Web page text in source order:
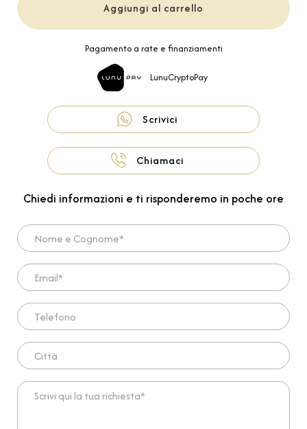
Aggiungi al carrello
Pagamento a rate e finanziamenti
LunuCryptoPay
Scrivici
Chiamaci
Chiedi informazioni e ti risponderemo in poche ore
Nome e Cognome*
Email*
Telefono
Città
Scrivi qui la tua richiesta*